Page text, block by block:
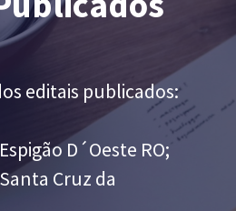
editais publicados:
D´Oeste RO;
Cruz da